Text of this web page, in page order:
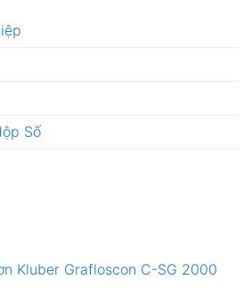
Số
Kluber Grafloscon C-SG 2000